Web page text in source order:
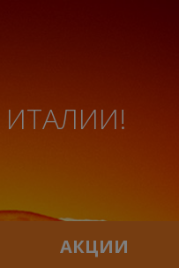
АКЦИИ